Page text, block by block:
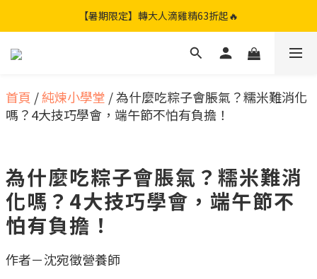
【暑期限定】限定團購組｜加贈兩包滴雞精🎁
【暑期限定】轉大人滴雞精63折起🔥
【暑期限定】康福補粥｜限時71折起🔥
首頁 /純煉小學堂 /為什麼吃粽子會脹氣？糯米難消化
嗎？4大技巧學會，端午節不怕有負擔！
為什麼吃粽子會脹氣？糯米難消
化嗎？4大技巧學會，端午節不
怕有負擔！
作者－沈宛徵營養師